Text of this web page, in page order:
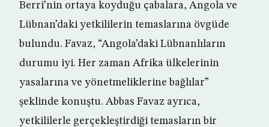
Berri’nin ortaya koyduğu çabalara, Angola ve
Lübnan’daki yetkililerin temaslarına övgüde
bulundu. Favaz, “Angola’daki Lübnanlıların
durumu iyi. Her zaman Afrika ülkelerinin
yasalarına ve yönetmeliklerine bağlılar”
şeklinde konuştu. Abbas Favaz ayrıca,
yetkililerle gerçekleştirdiği temasların bir